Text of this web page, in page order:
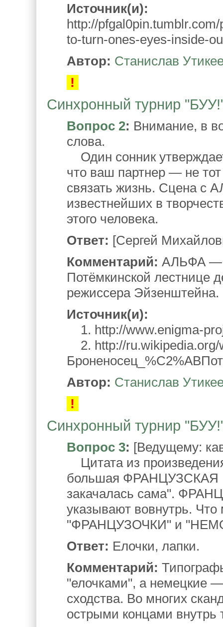
Источник(и):
http://
to-turn-ones-eyes-inside-
Автор: Станислав
!
Синхронный турнир
Вопрос 2: Внимание, в
слова.
Один сонник
что ваш партнер — не
связать жизнь. Сцена с
известнейших в
этого человека.
Ответ: [Сергей
Комментарий: АЛЬФА —
Потёмкинской лестнице
режиссера Эйзенштейна.
Источник(и):
1. http://www.enigma-
2. http://ru.wikipedia.org/
Автор: Станислав
!
Синхронный турнир
Вопрос 3: [Ведущему:
Цитата из
большая ФРАНЦУЗСКАЯ
закачалась сама".
указывают вовнутрь.
"ФРАНЦУЗОЧКИ" и
Ответ: Елочки, лапки.
Комментарий:
"елочками", а немецкие
сходства. Во многих
острыми концами внутрь